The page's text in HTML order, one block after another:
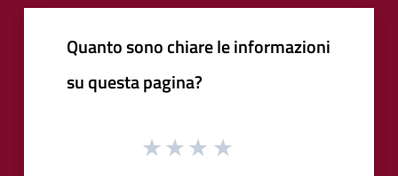
Quanto sono chiare le informazioni
su questa pagina?